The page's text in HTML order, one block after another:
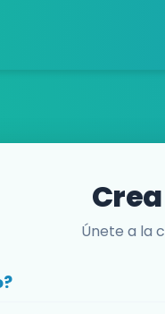
Únete a la